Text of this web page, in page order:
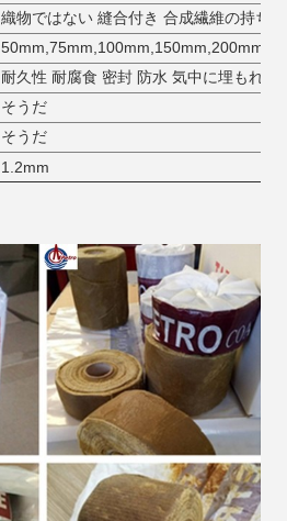
織物ではない 縫合付き 合成繊維の持ち物
50mm,75mm,100mm,150mm,200mm そ
耐久性 耐腐食 密封 防水 気中に埋もれた
そうだ
そうだ
1.2mm